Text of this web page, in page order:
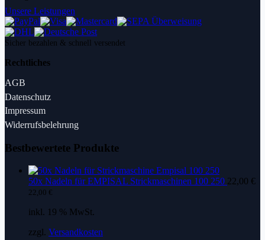
Unsere Leistungen
Sicher bezahlen & schnell versendet
Rechtliches
AGB
Datenschutz
Impressum
Widerrufsbelehrung
Bestbewertete Produkte
50x Nadeln für EMPISAL Strickmaschinen 100 250 22,00 €
22,00 €
inkl. 19 % MwSt.
zzgl. Versandkosten